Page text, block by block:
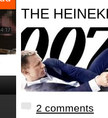
THE
2 comments